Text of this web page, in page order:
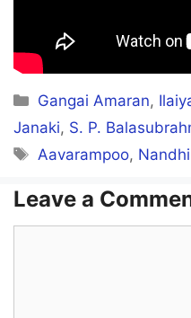
Samikitta cholli vachu
Sernthathintha chella
Intha bhoomi yulla
Vaazhum intha anbu
Categories
Gangai Amaran,
Janaki, S. P.
Tags
Aavarampoo,
Leave a